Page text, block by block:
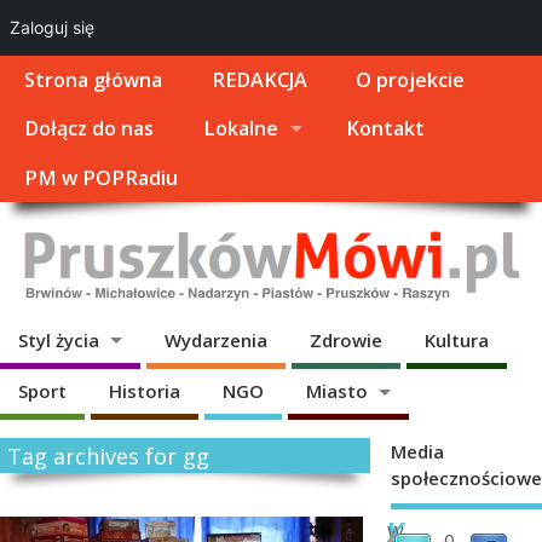
Strona główna REDAKCJA
O projekcie
Dołącz do nas
Lokalne
Kontakt
PM w POPRadiu
Styl życia Wydarzenia Zdrowie Kultura
Sport Historia NGO Miasto
Tag archives for gg
K
W
Media
społecznościowe
Zaloguj się